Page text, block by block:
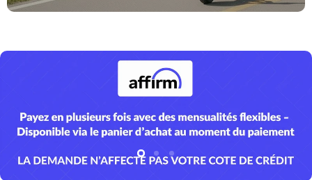
Diapositive
Diapositive
Diapositive